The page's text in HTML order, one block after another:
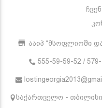
ააიპ “მსოფლიოში
555-59-59-52 /
საქართველო - თბილისი,